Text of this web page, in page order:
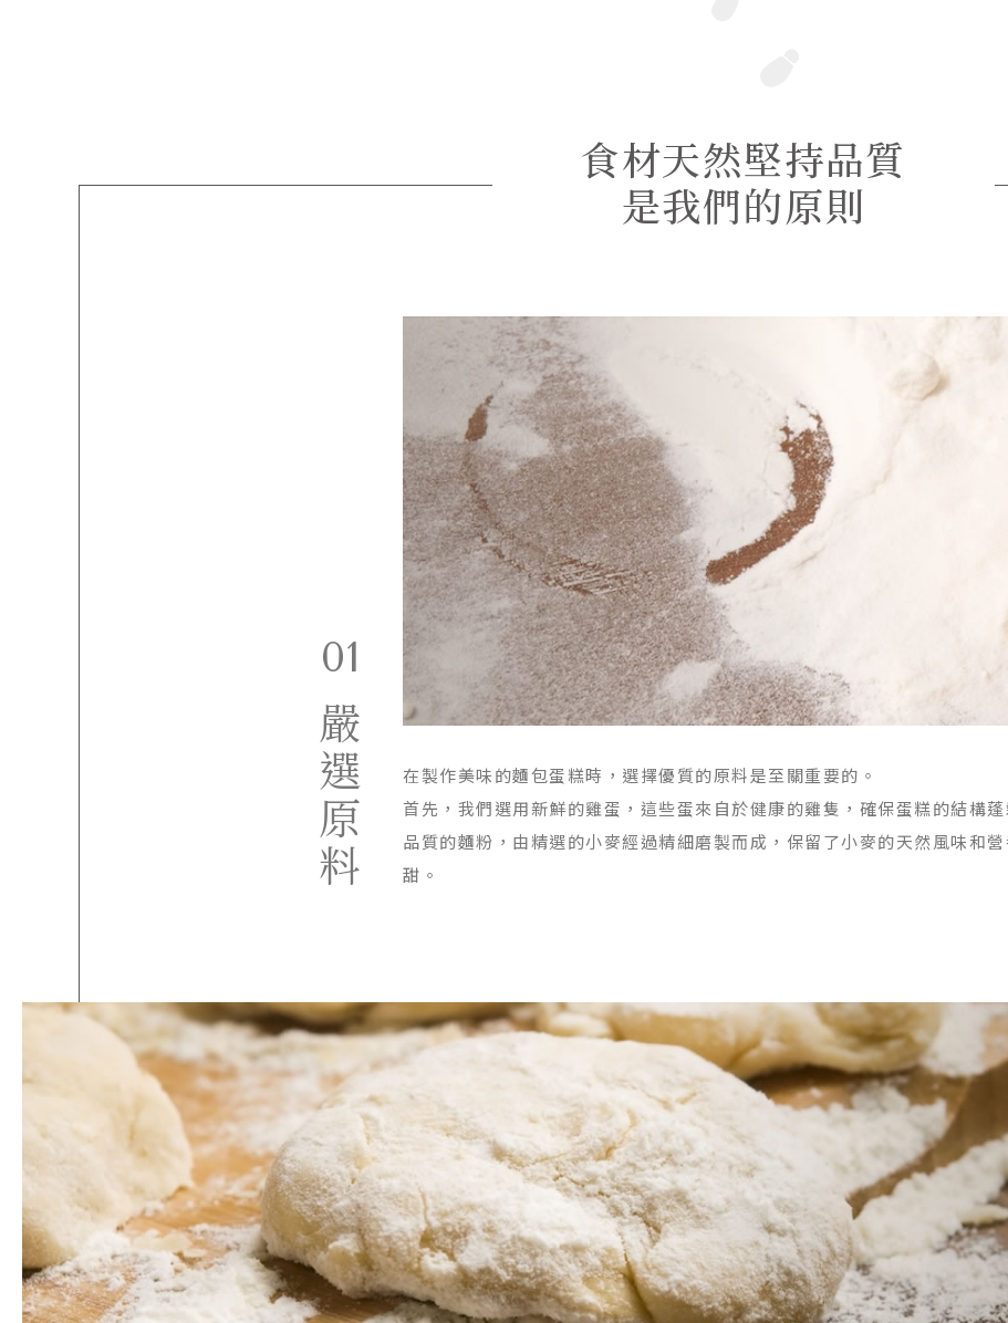
食材天然堅持品質
是我們的原則
01
嚴選原料
在製作美味的麵包蛋糕時，選擇優質的原料是至關重要的。
首先，我們選用新鮮的雞蛋，這些蛋來自於健康的雞隻，確保蛋糕的結構
品質的麵粉，由精選的小麥經過精細磨製而成，保留了小麥的天然風味和
甜。